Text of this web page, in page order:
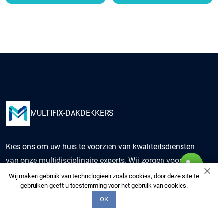
Wij maken gebruik van technologieën zoals cookies, door deze site te
gebruiken geeft u toestemming voor het gebruik van cookies.
OK
MULTIFIX-DAKDEKKERS
Kies ons om uw huis te voorzien van kwaliteitsdiensten
van onze multidisciplinaire experts. Wij zorgen voor uw
woning alsof het de onze is.